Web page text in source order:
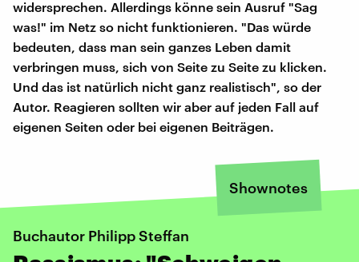
widersprechen. Allerdings könne sein Ausruf "Sag
was!" im Netz so nicht funktionieren. "Das würde
bedeuten, dass man sein ganzes Leben damit
verbringen muss, sich von Seite zu Seite zu klicken.
Und das ist natürlich nicht ganz realistisch", so der
Autor. Reagieren sollten wir aber auf jeden Fall auf
eigenen Seiten oder bei eigenen Beiträgen.
Shownotes
Buchautor Philipp Steffan